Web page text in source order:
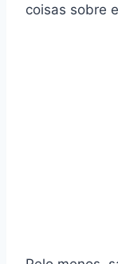
coisas sobre